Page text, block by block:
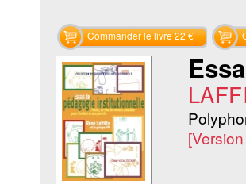
Commander le livre 22 €